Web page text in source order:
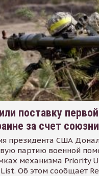
поставку
за счет
президента США
партию военной
механизма Priority
Об этом сообщает